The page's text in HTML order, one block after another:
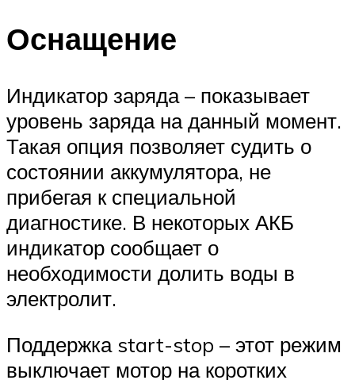
Оснащение
Индикатор заряда – показывает
уровень заряда на данный момент.
Такая опция позволяет судить о
состоянии аккумулятора, не
прибегая к специальной
диагностике. В некоторых АКБ
индикатор сообщает о
необходимости долить воды в
электролит.
Поддержка start-stop – этот режим
выключает мотор на коротких